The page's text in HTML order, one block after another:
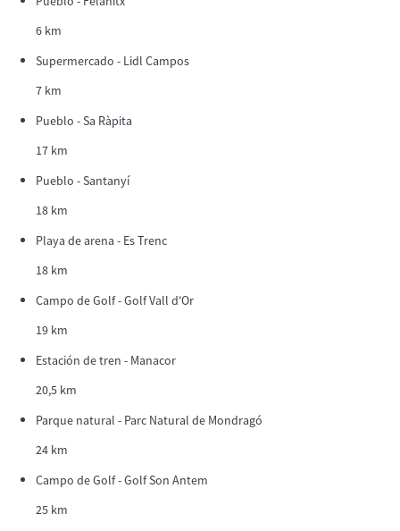
6 km
Supermercado - Lidl Campos
7 km
Pueblo - Sa Ràpita
17 km
Pueblo - Santanyí
18 km
Playa de arena - Es Trenc
18 km
Campo de Golf - Golf Vall d'Or
19 km
Estación de tren - Manacor
20,5 km
Parque natural - Parc Natural de Mondragó
24 km
Campo de Golf - Golf Son Antem
25 km